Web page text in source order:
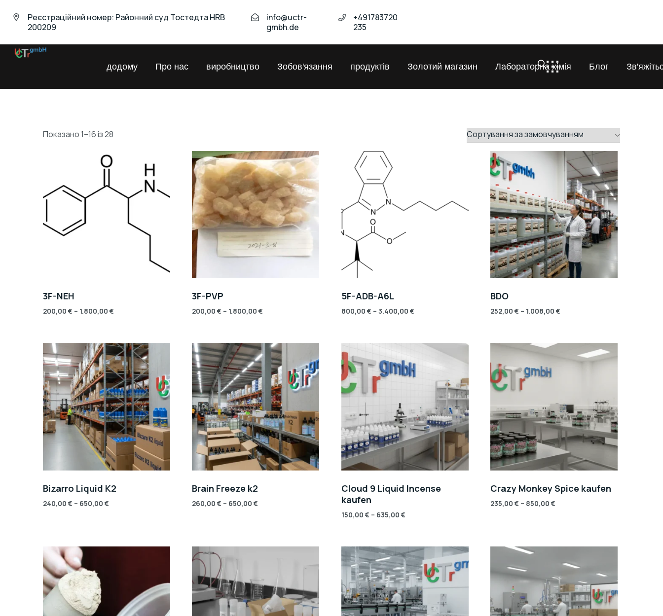
Реєстраційний номер: Районний суд Тостедта HRB
200209
info@uctr-
gmbh.de
+491783720
235
додому Про нас виробництво Зобов'язання продуктів Золотий магазин Лабораторна хімія Блог
Показано 1–16 із 28
3F-NEH
200,00 € – 1.800,00 €
3F-PVP
200,00€ – 1.800,00€
5F-ADB-A6L
800,00 € – 3.400,00 €
BDO
252,00€ – 1.008,00€
Bizarro Liquid K2
240,00 € – 650,00 €
Brain Freeze k2
260,00€ – 650,00€
Cloud 9 Liquid Incense
kaufen
150,00 € – 635,00 €
Crazy Monkey Spice kaufen
235,00€ – 850,00€